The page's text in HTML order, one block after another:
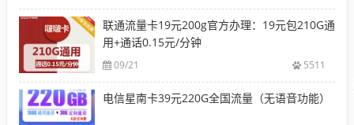
联通流量卡19元200g官方办理：19元包210G通
用+通话0.15元/分钟
09/21 5511
电信星南卡39元220G全国流量（无语音功能）